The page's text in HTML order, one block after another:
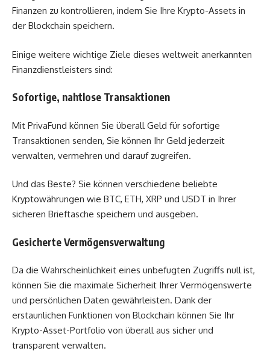
Finanzen zu kontrollieren, indem Sie Ihre Krypto-Assets in
der Blockchain speichern.
Einige weitere wichtige Ziele dieses weltweit anerkannten
Finanzdienstleisters sind:
Sofortige, nahtlose Transaktionen
Mit PrivaFund können Sie überall Geld für sofortige
Transaktionen senden, Sie können Ihr Geld jederzeit
verwalten, vermehren und darauf zugreifen.
Und das Beste? Sie können verschiedene beliebte
Kryptowährungen wie BTC, ETH, XRP und USDT in Ihrer
sicheren Brieftasche speichern und ausgeben.
Gesicherte Vermögensverwaltung
Da die Wahrscheinlichkeit eines unbefugten Zugriffs null ist,
können Sie die maximale Sicherheit Ihrer Vermögenswerte
und persönlichen Daten gewährleisten. Dank der
erstaunlichen Funktionen von Blockchain können Sie Ihr
Krypto-Asset-Portfolio von überall aus sicher und
transparent verwalten.